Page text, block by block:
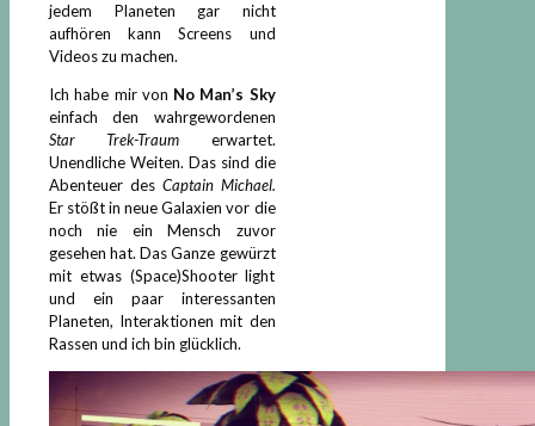
jedem Planeten gar nicht
aufhören kann Screens und
Videos zu machen.
Ich habe mir von No Man’s Sky
einfach den wahrgewordenen
Star Trek-Traum erwartet.
Unendliche Weiten. Das sind die
Abenteuer des Captain Michael.
Er stößt in neue Galaxien vor die
noch nie ein Mensch zuvor
gesehen hat. Das Ganze gewürzt
mit etwas (Space)Shooter light
und ein paar interessanten
Planeten, Interaktionen mit den
Rassen und ich bin glücklich.